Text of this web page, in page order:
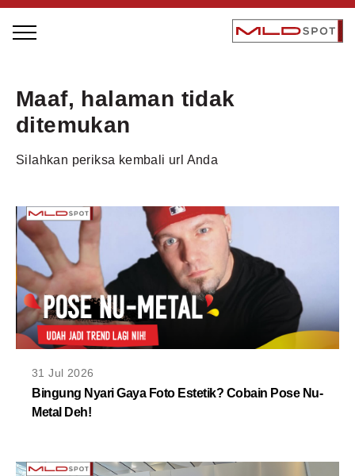
LOCAL GREATNESS
INSPIRING PRODUCTS
INSPIRING COMMUNITIES
TRENDING
EVENTS
MLDPODCAST
VIDEOS
MLDPOINTS
Maaf, halaman tidak
ditemukan
Silahkan periksa kembali url Anda
31 Jul 2026
Bingung Nyari Gaya Foto Estetik? Cobain Pose Nu-
Metal Deh!